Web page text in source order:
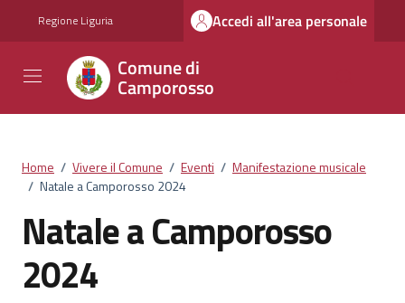
Regione Liguria Accedi all'area personale
Comune di
Camporosso
Home / Vivere il Comune / Eventi / Manifestazione musicale
/ Natale a Camporosso 2024
Natale a Camporosso
2024